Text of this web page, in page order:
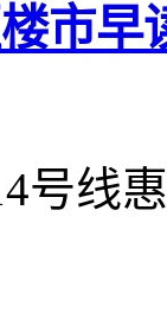
市早
号线